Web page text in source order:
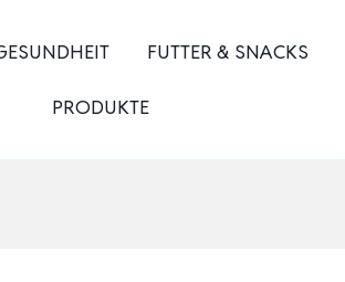
FUTTER & SNACKS
PRODUKTE